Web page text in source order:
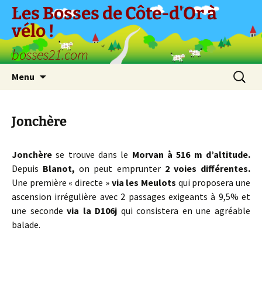
Aller
contenu
Les Bosses de Côte-d'Or à
vélo !
bosses21.com
Menu
Jonchère
Jonchèrese trouve dans le Morvan à 516 m d’altitude.
Depuis Blanot, on peut emprunter 2 voies différentes.
Une première « directe » via les Meulots qui proposera une
ascension irrégulière avec 2 passages exigeants à 9,5% et
une secondevia la D106j qui consistera en une agréable
balade.